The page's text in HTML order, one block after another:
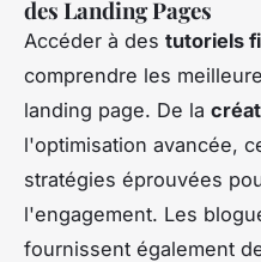
des Landing Pages
Accéder à des tutoriels
comprendre les
landing page. De la
l'optimisation avancée,
stratégies éprouvées
l'engagement. Les
fournissent également